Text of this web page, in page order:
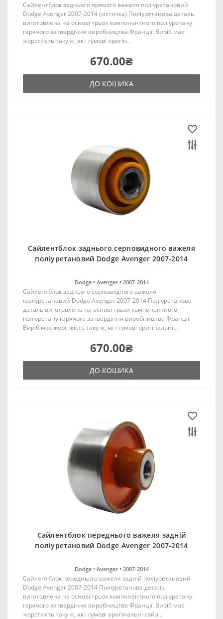
Сайлентблок заднього прямого важеля поліуретановий
Dodge Avenger 2007-2014 (кісточка) Поліуретанова деталь
виготовлена на основі трьох компонентного поліуретану
гарячого затвердіння виробництва Франції. Виріб має
жорсткість таку ж, як і гумові оригін..
670.00₴
ДО КОШИКА
Сайлентблок заднього серповидного важеля
поліуретановий Dodge Avenger 2007-2014
Dodge • Avenger • 2007-2014
Сайлентблок заднього серповидного важеля
поліуретановий Dodge Avenger 2007-2014 Поліуретанова
деталь виготовлена на основі трьох компонентного
поліуретану гарячого затвердіння виробництва Франції.
Виріб має жорсткість таку ж, як і гумові оригінальні ..
670.00₴
ДО КОШИКА
Сайлентблок переднього важеля задній
поліуретановий Dodge Avenger 2007-2014
Dodge • Avenger • 2007-2014
Сайлентблок переднього важеля задній поліуретановий
Dodge Avenger 2007-2014 Поліуретанова деталь
виготовлена на основі трьох компонентного поліуретану
гарячого затвердіння виробництва Франції. Виріб має
жорсткість таку ж, як і гумові оригінальні сайл..